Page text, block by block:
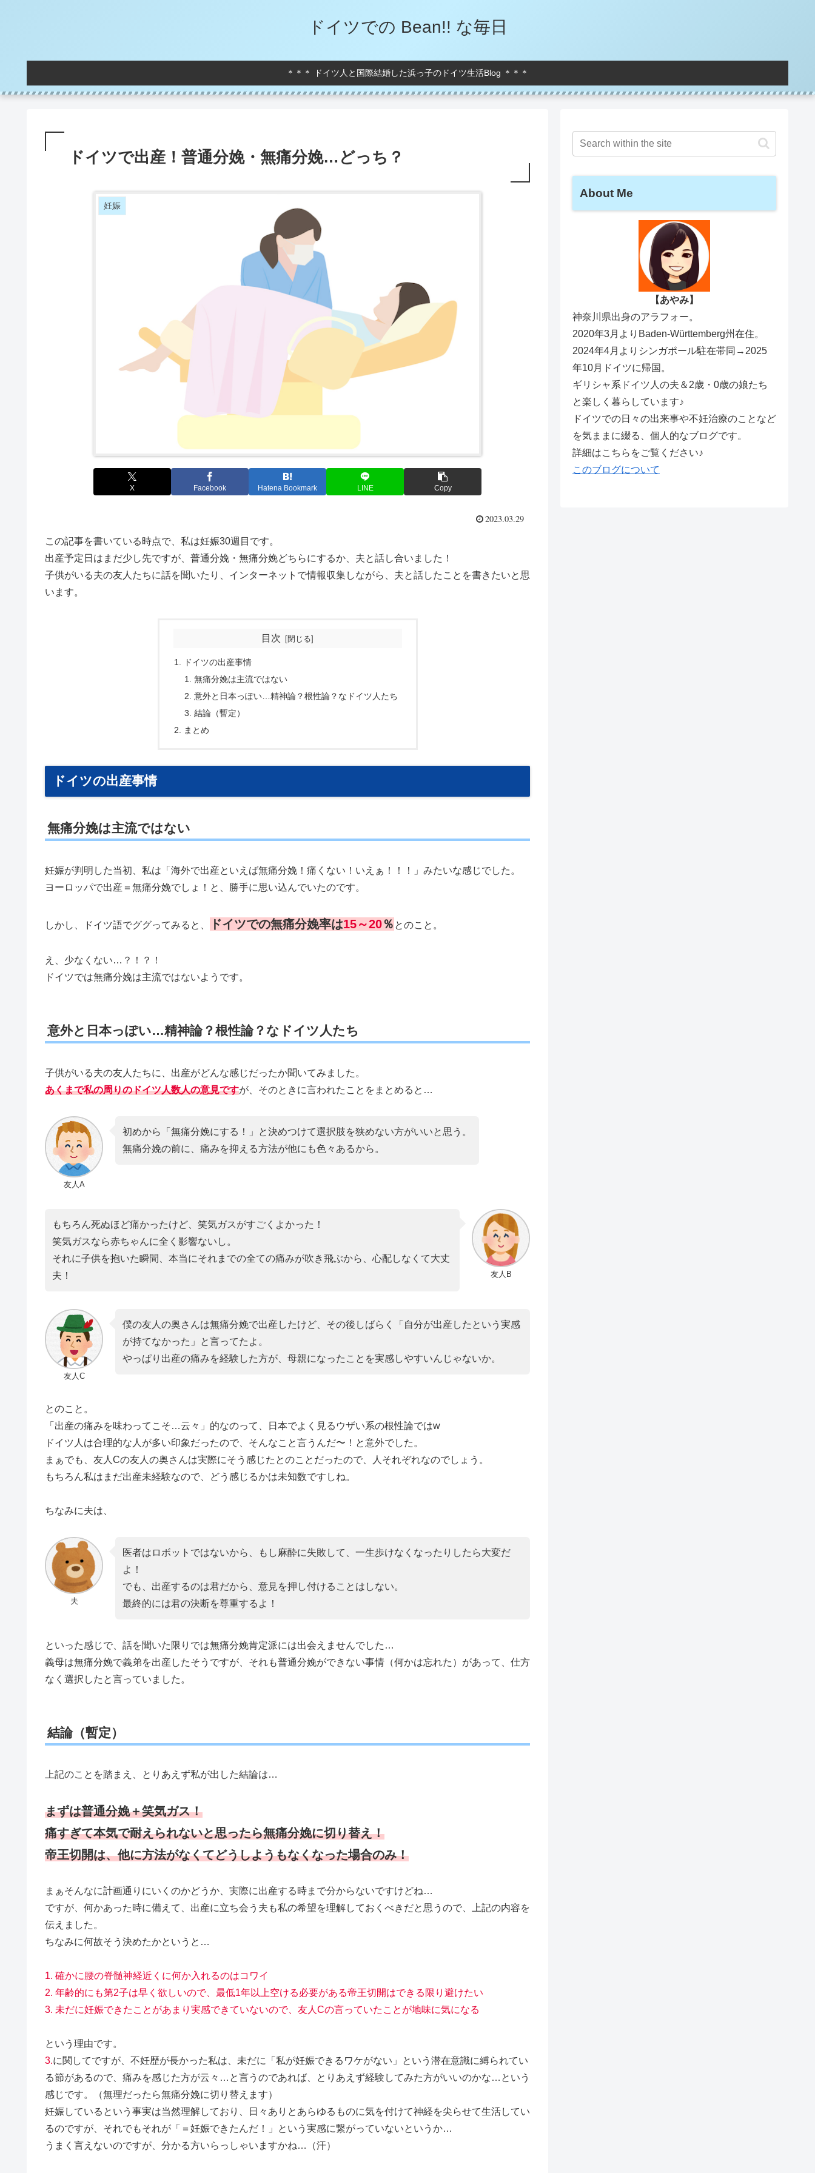
ドイツでの Bean!! な毎日
＊＊＊ ドイツ人と国際結婚した浜っ子のドイツ生活Blog ＊＊＊
ドイツで出産！普通分娩・無痛分娩…どっち？
妊娠
X Facebook Hatena Bookmark LINE Copy
2023.03.29
この記事を書いている時点で、私は妊娠30週目です。
出産予定日はまだ少し先ですが、普通分娩・無痛分娩どちらにするか、夫と話し合いました！
子供がいる夫の友人たちに話を聞いたり、インターネットで情報収集しながら、夫と話したことを書きたいと思
います。
目次
ドイツの出産事情
無痛分娩は主流ではない
意外と日本っぽい…精神論？根性論？なドイツ人たち
結論（暫定）
まとめ
ドイツの出産事情
無痛分娩は主流ではない
妊娠が判明した当初、私は「海外で出産といえば無痛分娩！痛くない！いえぁ！！！」みたいな感じでした。
ヨーロッパで出産＝無痛分娩でしょ！と、勝手に思い込んでいたのです。
しかし、ドイツ語でググってみると、 ドイツでの無痛分娩率は15～20％ とのこと。
え、少なくない…？！？！
ドイツでは無痛分娩は主流ではないようです。
意外と日本っぽい…精神論？根性論？なドイツ人たち
子供がいる夫の友人たちに、出産がどんな感じだったか聞いてみました。
あくまで私の周りのドイツ人数人の意見ですが、そのときに言われたことをまとめると…
友人A
初めから「無痛分娩にする！」と決めつけて選択肢を狭めない方がいいと思う。
無痛分娩の前に、痛みを抑える方法が他にも色々あるから。
友人B
もちろん死ぬほど痛かったけど、笑気ガスがすごくよかった！
笑気ガスなら赤ちゃんに全く影響ないし。
それに子供を抱いた瞬間、本当にそれまでの全ての痛みが吹き飛ぶから、心配しなくて大丈
夫！
友人C
僕の友人の奥さんは無痛分娩で出産したけど、その後しばらく「自分が出産したという実感
が持てなかった」と言ってたよ。
やっぱり出産の痛みを経験した方が、母親になったことを実感しやすいんじゃないか。
とのこと。
「出産の痛みを味わってこそ…云々」的なのって、日本でよく見るウザい系の根性論ではw
ドイツ人は合理的な人が多い印象だったので、そんなこと言うんだ〜！と意外でした。
まぁでも、友人Cの友人の奥さんは実際にそう感じたとのことだったので、人それぞれなのでしょう。
もちろん私はまだ出産未経験なので、どう感じるかは未知数ですしね。
ちなみに夫は、
夫
医者はロボットではないから、もし麻酔に失敗して、一生歩けなくなったりしたら大変だ
よ！
でも、出産するのは君だから、意見を押し付けることはしない。
最終的には君の決断を尊重するよ！
といった感じで、話を聞いた限りでは無痛分娩肯定派には出会えませんでした…
義母は無痛分娩で義弟を出産したそうですが、それも普通分娩ができない事情（何かは忘れた）があって、仕方
なく選択したと言っていました。
結論（暫定）
上記のことを踏まえ、とりあえず私が出した結論は…
まずは普通分娩＋笑気ガス！
痛すぎて本気で耐えられないと思ったら無痛分娩に切り替え！
帝王切開は、他に方法がなくてどうしようもなくなった場合のみ！
まぁそんなに計画通りにいくのかどうか、実際に出産する時まで分からないですけどね…
ですが、何かあった時に備えて、出産に立ち会う夫も私の希望を理解しておくべきだと思うので、上記の内容を
伝えました。
ちなみに何故そう決めたかというと…
1. 確かに腰の脊髄神経近くに何か入れるのはコワイ
2. 年齢的にも第2子は早く欲しいので、最低1年以上空ける必要がある帝王切開はできる限り避けたい
3. 未だに妊娠できたことがあまり実感できていないので、友人Cの言っていたことが地味に気になる
という理由です。
3.に関してですが、不妊歴が長かった私は、未だに「私が妊娠できるワケがない」という潜在意識に縛られてい
る節があるので、痛みを感じた方が云々…と言うのであれば、とりあえず経験してみた方がいいのかな…という
感じです。（無理だったら無痛分娩に切り替えます）
妊娠しているという事実は当然理解しており、日々ありとあらゆるものに気を付けて神経を尖らせて生活してい
るのですが、それでもそれが「＝妊娠できたんだ！」という実感に繋がっていないというか…
うまく言えないのですが、分かる方いらっしゃいますかね…（汗）
About Me
【あやみ】
神奈川県出身のアラフォー。
2020年3月よりBaden-Württemberg州在住。
2024年4月よりシンガポール駐在帯同→2025
年10月ドイツに帰国。
ギリシャ系ドイツ人の夫＆2歳・0歳の娘たち
と楽しく暮らしています♪
ドイツでの日々の出来事や不妊治療のことなど
を気ままに綴る、個人的なブログです。
詳細はこちらをご覧ください♪
このブログについて